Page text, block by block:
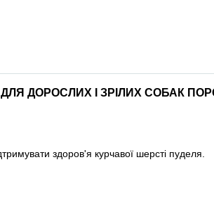
ДОРОСЛИХ І ЗРІЛИХ СОБАК
здоров'я курчавої шерсті пуделя.